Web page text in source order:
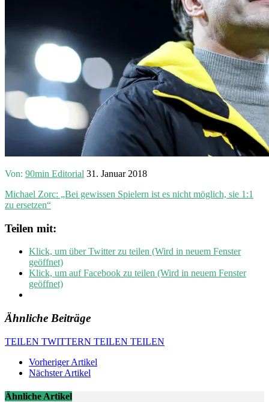
Von: 90min Editorial 31. Januar 2018
Michael Zorc: „Bei gewissen Spielern ist es nicht möglich, sie 1:1
zu ersetzen“
Teilen mit:
Klick, um über Twitter zu teilen (Wird in neuem Fenster
geöffnet)
Klick, um auf Facebook zu teilen (Wird in neuem Fenster
geöffnet)
Ähnliche Beiträge
TEILEN TWITTERN TEILEN TEILEN
Vorheriger Artikel
Nächster Artikel
Ähnliche Artikel